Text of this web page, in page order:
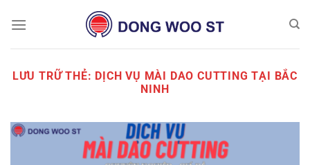
đến
LƯU TRỮ THẺ: DỊCH VỤ MÀI DAO CUTTING TẠI BẮC
NINH